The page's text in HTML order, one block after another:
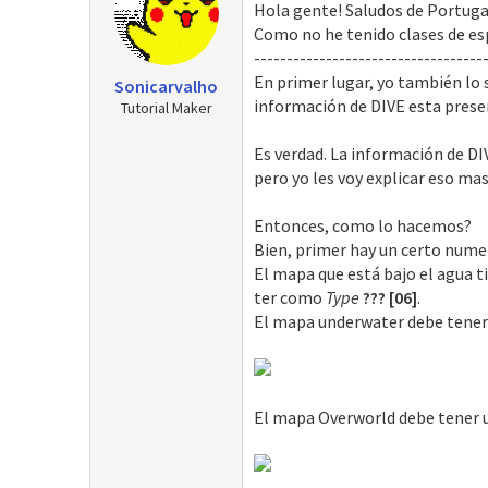
Sonicarvalho
Tutorial Maker
Hola gente! Saludos de
Como no he tenido clases de
En primer lugar, yo también lo
información de DIVE esta
Es verdad. La información de
pero yo les voy explicar eso
Entonces, como lo hacemos?
Bien, primer hay un certo
El mapa que está bajo el agua
ter como Type ??? [06].
El mapa underwater debe
El mapa Overworld debe